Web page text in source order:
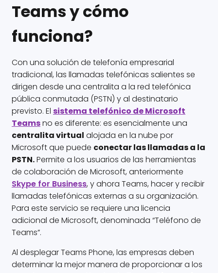
Teams y cómo
funciona?
Con una solución de telefonía empresarial
tradicional, las llamadas telefónicas salientes se
dirigen desde una centralita a la red telefónica
pública conmutada (PSTN) y al destinatario
previsto. El sistema telefónico de Microsoft
Teamsno es diferente: es esencialmente una
centralita virtual alojada en la nube por
Microsoft que puede conectar las llamadas a la
PSTN.Permite a los usuarios de las herramientas
de colaboración de Microsoft, anteriormente
Skype for Business, y ahora Teams, hacer y recibir
llamadas telefónicas externas a su organización.
Para este servicio se requiere una licencia
adicional de Microsoft, denominada “Teléfono de
Teams”.
Al desplegar Teams Phone, las empresas deben
determinar la mejor manera de proporcionar a los